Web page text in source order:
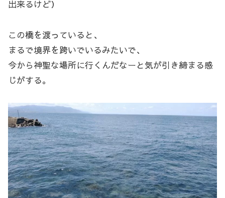
出来るけど）
この橋を渡っていると、
まるで境界を跨いでいるみたいで、
今から神聖な場所に行くんだなーと気が引き締まる感
じがする。